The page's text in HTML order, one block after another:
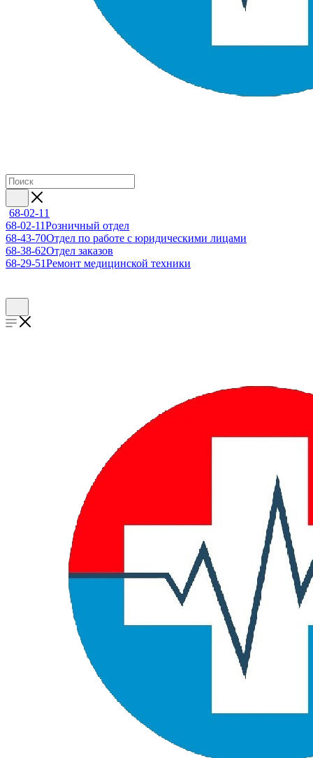
68-02-11
68-02-11Розничный отдел
68-43-70Отдел по работе с юридическими лицами
68-38-62Отдел заказов
68-29-51Ремонт медицинской техники